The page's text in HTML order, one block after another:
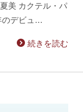
美 カクテル・パ
のデビュ…
続きを読む